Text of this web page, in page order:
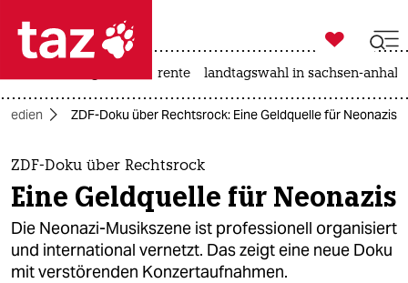
 taz zahl ich
taz zahl ich
themen
politik
öko

taz zahl ich
rente landtagswahl in sachsen-anhalt
Medien ZDF-Doku über Rechtsrock: Eine Geldquelle für Neonazis
ZDF-Doku über Rechtsrock
Eine Geldquelle für Neonazis
Die Neonazi-Musikszene ist professionell organisiert
und international vernetzt. Das zeigt eine neue Doku
mit verstörenden Konzertaufnahmen.